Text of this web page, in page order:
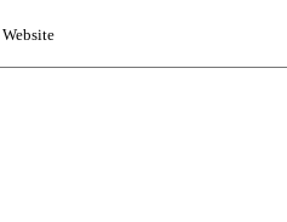
Website